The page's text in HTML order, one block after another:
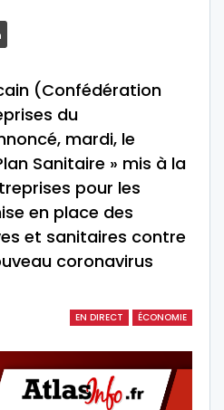
(Confédération
du
mardi, le
Sanitaire » mis à la
pour les
en place des
et sanitaires contre
coronavirus
EN DIRECT ÉCONOMIE